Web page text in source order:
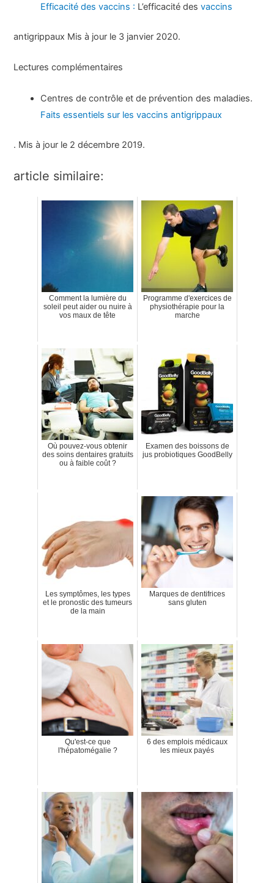
Efficacité des vaccins : L’efficacité desvaccins
antigrippaux Mis à jour le 3 janvier 2020.
Lectures complémentaires
Centres de contrôle et de prévention des maladies.
Faits essentiels sur les vaccins antigrippaux
. Mis à jour le 2 décembre 2019.
article similaire:
Comment la lumière du
soleil peut aider ou nuire à
vos maux de tête
Programme d'exercices de
physiothérapie pour la
marche
Où pouvez-vous obtenir
des soins dentaires gratuits
ou à faible coût ?
Examen des boissons de
jus probiotiques GoodBelly
Les symptômes, les types
et le pronostic des tumeurs
de la main
Marques de dentifrices
sans gluten
Qu'est-ce que
l'hépatomégalie ?
6 des emplois médicaux
les mieux payés